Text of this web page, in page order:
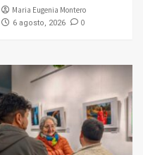
Maria Eugenia Montero
6 agosto, 2026 0